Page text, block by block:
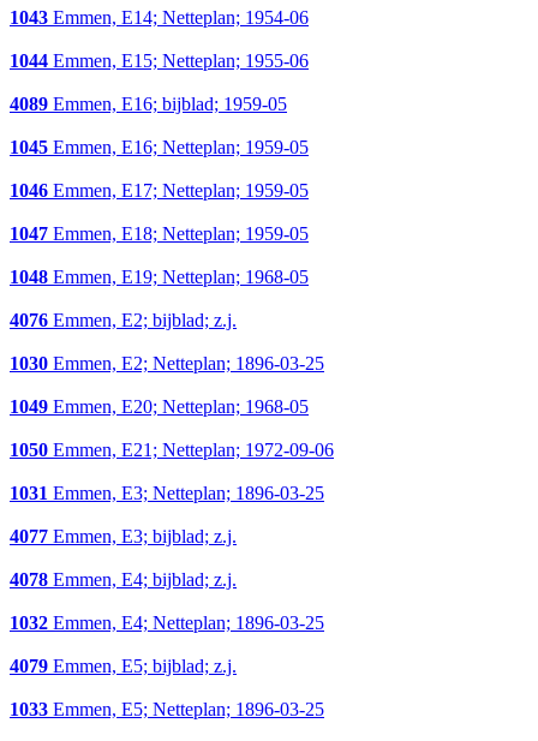
1043 Emmen, E14; Netteplan; 1954-06
1044 Emmen, E15; Netteplan; 1955-06
4089 Emmen, E16; bijblad; 1959-05
1045 Emmen, E16; Netteplan; 1959-05
1046 Emmen, E17; Netteplan; 1959-05
1047 Emmen, E18; Netteplan; 1959-05
1048 Emmen, E19; Netteplan; 1968-05
4076 Emmen, E2; bijblad; z.j.
1030 Emmen, E2; Netteplan; 1896-03-25
1049 Emmen, E20; Netteplan; 1968-05
1050 Emmen, E21; Netteplan; 1972-09-06
1031 Emmen, E3; Netteplan; 1896-03-25
4077 Emmen, E3; bijblad; z.j.
4078 Emmen, E4; bijblad; z.j.
1032 Emmen, E4; Netteplan; 1896-03-25
4079 Emmen, E5; bijblad; z.j.
1033 Emmen, E5; Netteplan; 1896-03-25